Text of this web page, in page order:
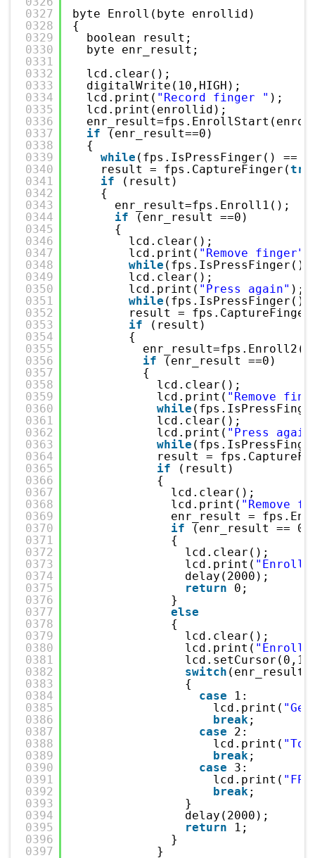
0327
0328
0329
0330
0331
0332
0333
0334
0335
0336
0337
0338
0339
0340
0341
0342
0343
0344
0345
0346
0347
0348
0349
0350
0351
0352
0353
0354
0355
0356
0357
0358
0359
0360
0361
0362
0363
0364
0365
0366
0367
0368
0369
0370
0371
0372
0373
0374
0375
0376
0377
0378
0379
0380
0381
0382
0383
0384
0385
0386
0387
0388
0389
0390
0391
0392
0393
0394
0395
0396
0397
byte Enroll(byte enrollid)
{
boolean result;
byte enr_result;
lcd.clear();
digitalWrite(10,HIGH);
lcd.print( "Record finger " );
lcd.print(enrollid);
if
(enr_result==0)
{
while (fps.IsPressFinger() ==
result = fps.CaptureFinger(
if
(result)
{
enr_result=fps.Enroll1();
if
(enr_result ==0)
{
lcd.clear();
lcd.print( "Remove finger"
while (fps.IsPressFinger()
lcd.clear();
lcd.print( "Press again" );
while (fps.IsPressFinger()
result =
if
(result)
{
if
(enr_result ==0)
{
lcd.clear();
lcd.print( "Remove
while
lcd.clear();
lcd.print( "Press
while
result =
if
(result)
{
lcd.clear();
lcd.print( "Remove
enr_result =
if
(enr_result == 0)
{
lcd.clear();
lcd.print(
delay(2000);
return
0;
}
else
{
lcd.clear();
lcd.print(
switch (enr_result)
{
case
1:
lcd.print(
break;
case
2:
lcd.print(
break;
case
3:
lcd.print(
break;
}
delay(2000);
return
1;
}
}